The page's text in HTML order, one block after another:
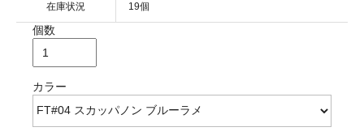
在庫状況 19個
個数
カラー